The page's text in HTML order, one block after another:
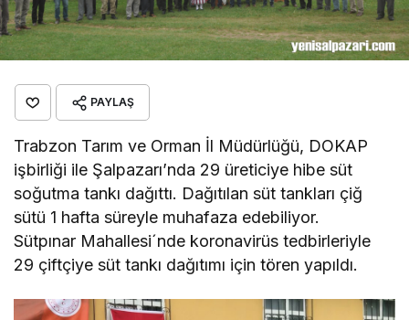
PAYLAŞ
Trabzon Tarım ve Orman İl Müdürlüğü, DOKAP
işbirliği ile Şalpazarı’nda 29 üreticiye hibe süt
soğutma tankı dağıttı. Dağıtılan süt tankları çiğ
sütü 1 hafta süreyle muhafaza edebiliyor.
Sütpınar Mahallesi´nde koronavirüs tedbirleriyle
29 çiftçiye süt tankı dağıtımı için tören yapıldı.